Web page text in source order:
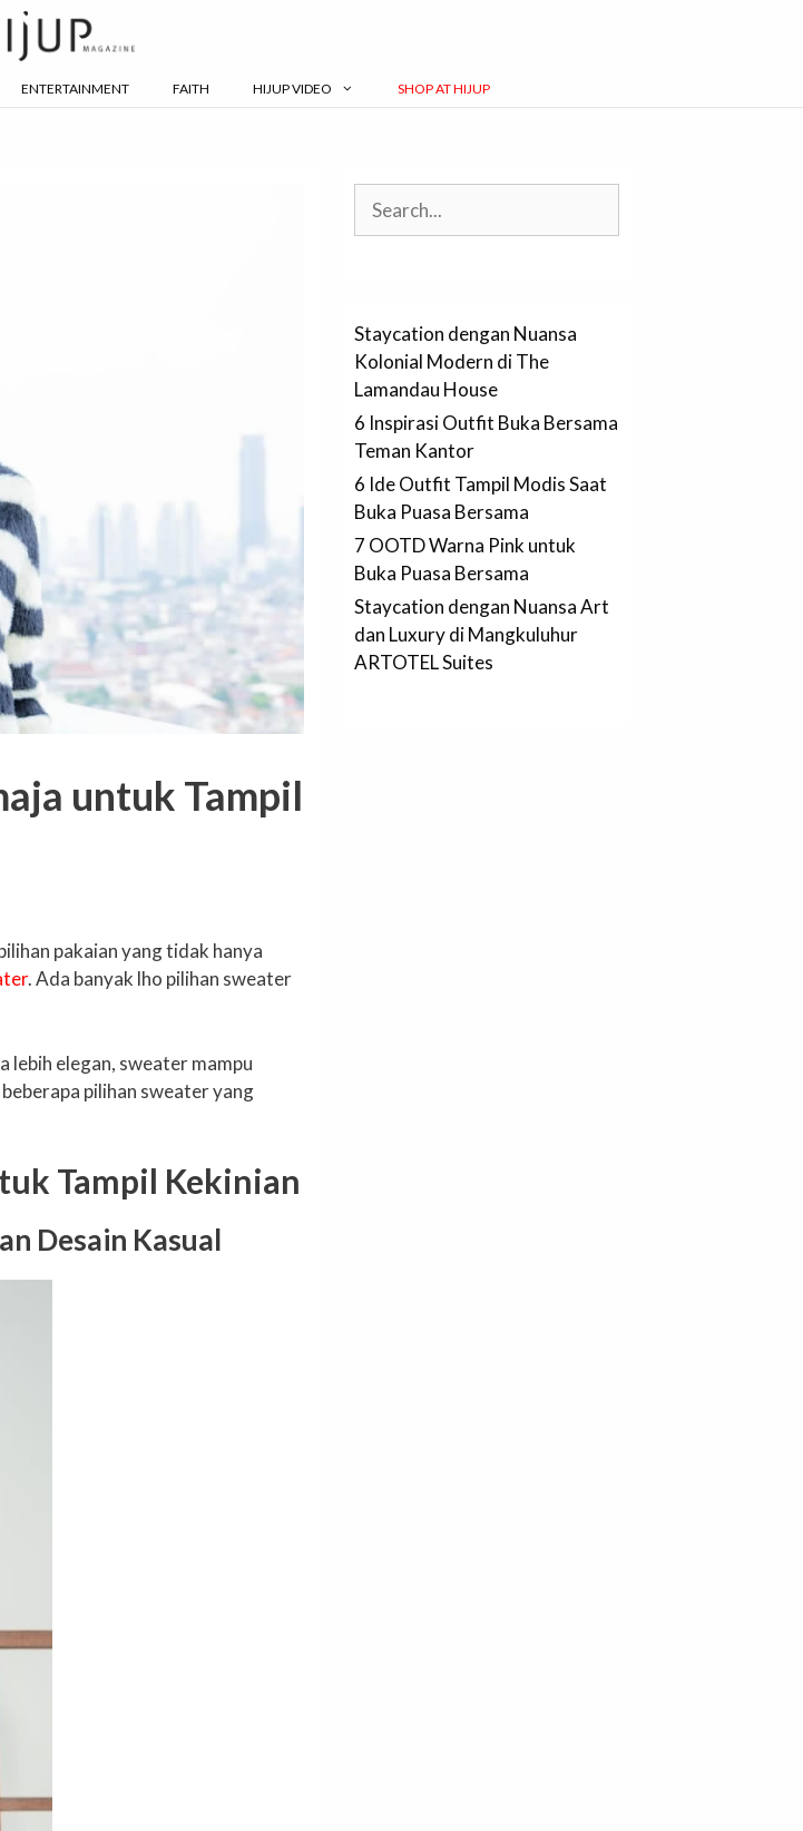
ENTERTAINMENT FAITH HIJUP VIDEO SHOP AT HIJUP
untuk Tampil
pakaian yang tidak hanya
. Ada banyak lho pilihan sweater
lebih elegan, sweater mampu
pilihan sweater yang
Tampil Kekinian
Desain Kasual
Staycation dengan Nuansa
Kolonial Modern di The
Lamandau House
6 Inspirasi Outfit Buka Bersama
Teman Kantor
6 Ide Outfit Tampil Modis Saat
Buka Puasa Bersama
7 OOTD Warna Pink untuk
Buka Puasa Bersama
Staycation dengan Nuansa Art
dan Luxury di Mangkuluhur
ARTOTEL Suites